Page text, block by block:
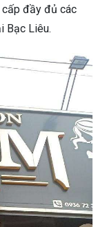
cấp đầy đủ các
Bạc Liêu.